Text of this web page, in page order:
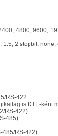
4800, 9600,
1.5, 2 stopbit,
RS-422
is DTE-ként
RS-422)
485)
485/RS-422)